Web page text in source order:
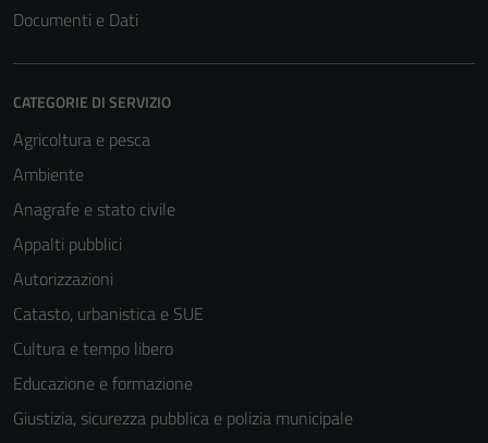
Documenti e Dati
CATEGORIE DI SERVIZIO
Agricoltura e pesca
Ambiente
Anagrafe e stato civile
Appalti pubblici
Autorizzazioni
Catasto, urbanistica e SUE
Cultura e tempo libero
Educazione e formazione
Giustizia, sicurezza pubblica e polizia municipale